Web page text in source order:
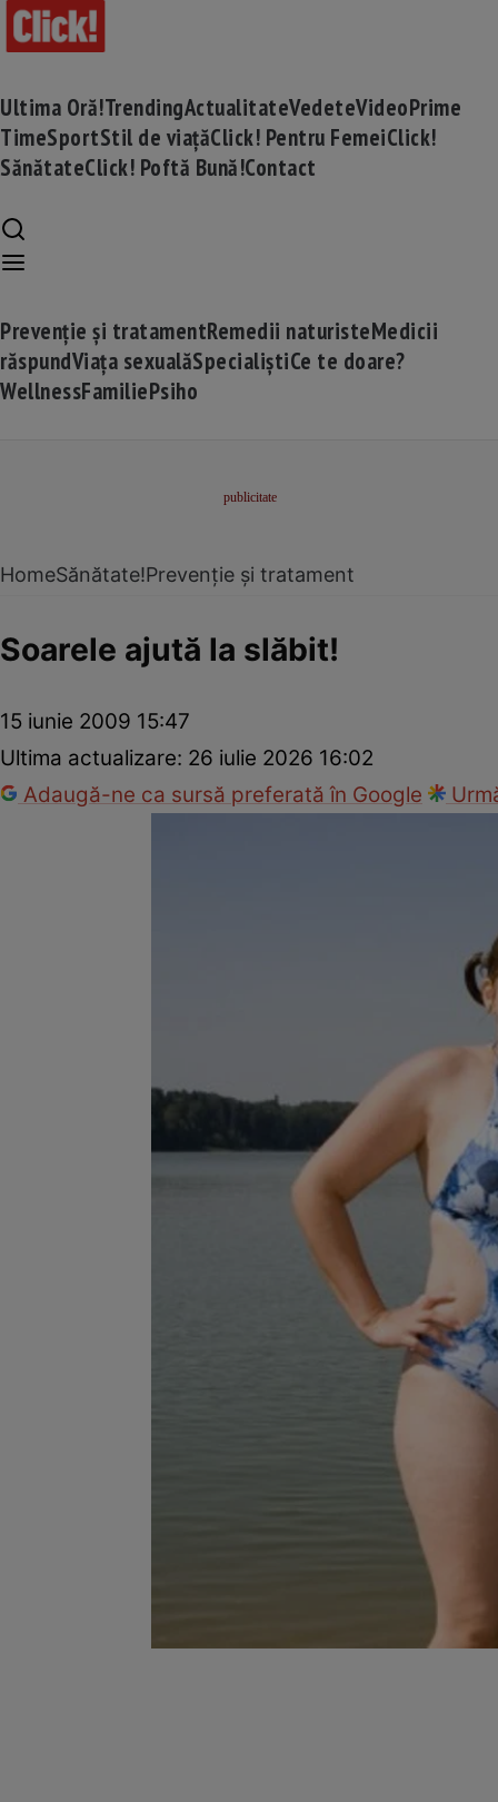
Ultima Oră!TrendingActualitateVedeteVideoPrime
TimeSportStil de viațăClick! Pentru FemeiClick!
SănătateClick! Poftă Bună!Contact
Prevenție și tratamentRemedii naturisteMedicii
răspundViața sexualăSpecialiștiCe te doare?
WellnessFamiliePsiho
HomeSănătate!Prevenție și tratament
Soarele ajută la slăbit!
15 iunie 2009 15:47
Ultima actualizare: 26 iulie 2026 16:02
Adaugă-ne ca sursă preferată în Google